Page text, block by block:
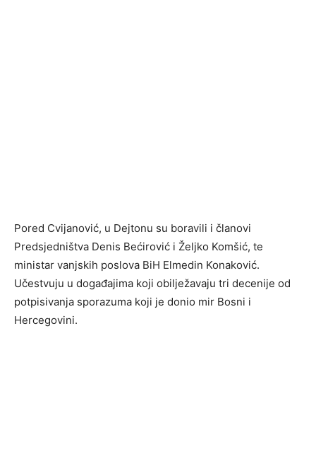
Pored Cvijanović, u Dejtonu su boravili i članovi
Predsjedništva Denis Bećirović i Željko Komšić, te
ministar vanjskih poslova BiH Elmedin Konaković.
Učestvuju u događajima koji obilježavaju tri decenije od
potpisivanja sporazuma koji je donio mir Bosni i
Hercegovini.